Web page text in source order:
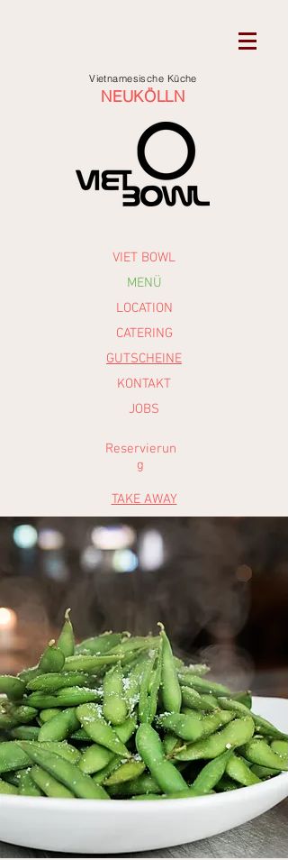
Vietnamesische Küche
NEUKÖLLN
VIET BOWL
MENÜ
LOCATION
CATERING
GUTSCHEINE
KONTAKT
JOBS
Reservierun
g
TAKE AWAY